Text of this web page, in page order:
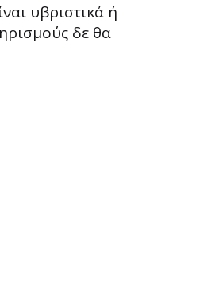
υβριστικά ή
δε θα